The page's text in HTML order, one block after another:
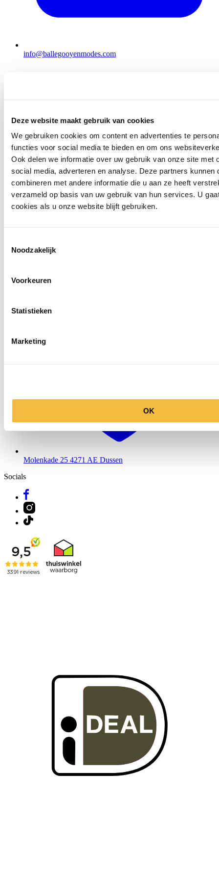
Deze website maakt gebruik van cookies
We gebruiken cookies om content en advertenties te
functies voor social media te bieden en om ons
Ook delen we informatie over uw gebruik van onze site met
social media, adverteren en analyse. Deze partners kunnen
combineren met andere informatie die u aan ze heeft
verzameld op basis van uw gebruik van hun services. U
cookies als u onze website blijft gebruiken.
Noodzakelijk
Voorkeuren
Statistieken
Marketing
OK
info@ballegooyenmodes.com
Molenkade 25 4271 AE Dussen
Socials